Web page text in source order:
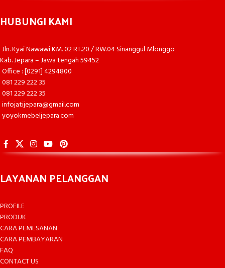
HUBUNGI KAMI
Jln. Kyai Nawawi KM. 02 RT.20 / RW.04 Sinanggul Mlonggo
Kab. Jepara – Jawa tengah 59452
Office : [0291] 4294800
081 229 222 35
081 229 222 35
infojatijepara@gmail.com
yoyokmebeljepara.com
LAYANAN PELANGGAN
PROFILE
PRODUK
CARA PEMESANAN
CARA PEMBAYARAN
FAQ
CONTACT US